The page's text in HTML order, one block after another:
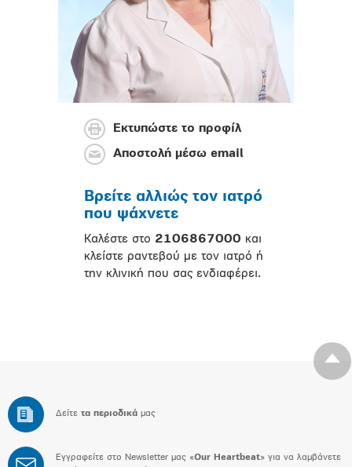
Εκτυπώστε το προφίλ
Αποστολή μέσω email
Βρείτε αλλιώς τον ιατρό
που ψάχνετε
Καλέστε στο 2106867000 και
κλείστε ραντεβού με τον ιατρό ή
την κλινική που σας ενδιαφέρει.
Δείτε τα περιοδικά μας
Εγγραφείτε στο Newsletter μας «Our Heartbeat» για να λαμβάνετε